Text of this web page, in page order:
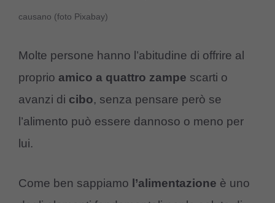
causano (foto Pixabay)
Molte persone hanno l’abitudine di offrire al
proprio amico a quattro zampe scarti o
avanzi di cibo, senza pensare però se
l’alimento può essere dannoso o meno per
lui.
Come ben sappiamo l’alimentazione è uno